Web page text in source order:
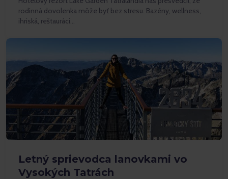
rodinná dovolenka môže byť bez stresu. Bazény, wellness,
ihriská, reštauráci…
Letný sprievodca lanovkami vo
Vysokých Tatrách